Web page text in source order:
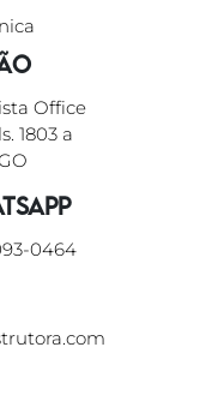
Office
1803 a
0464